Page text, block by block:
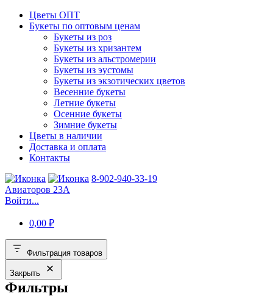
Цветы ОПТ
Букеты по оптовым ценам
Букеты из роз
Букеты из хризантем
Букеты из альстромерии
Букеты из эустомы
Букеты из экзотических цветов
Весенние букеты
Летние букеты
Осенние букеты
Зимние букеты
Цветы в наличии
Доставка и оплата
Контакты
8-902-940-33-19
Авиаторов 23А
Войти...
0,00 ₽
Фильтрация товаров
Закрыть
Фильтры